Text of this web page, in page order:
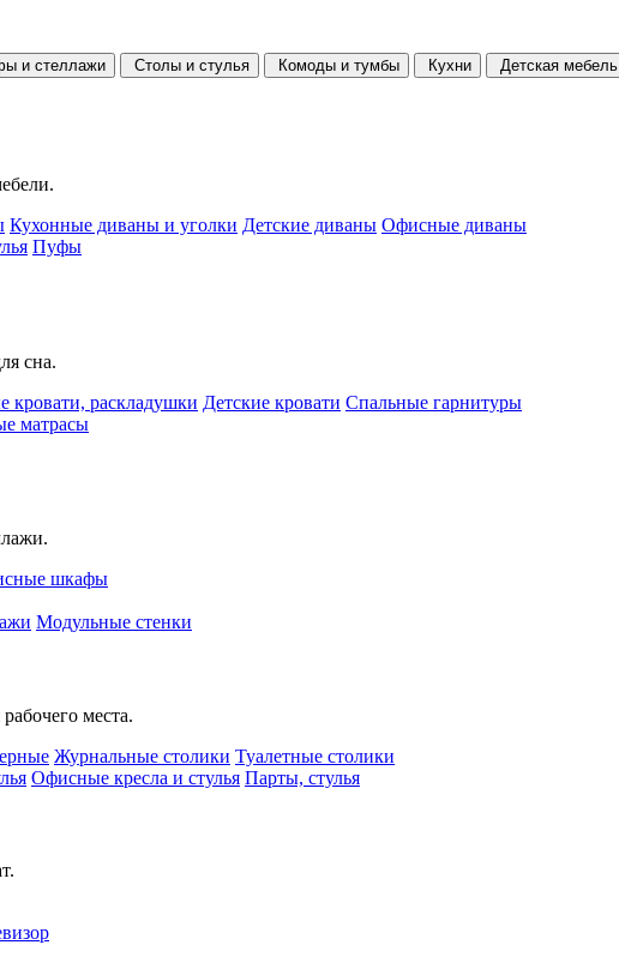
и стеллажи Столы и стулья Комоды и тумбы Кухни Детская мебель
Кухонные диваны и уголки Детские диваны Офисные диваны
Пуфы
сна.
кровати, раскладушки Детские кровати Спальные гарнитуры
матрасы
шкафы
Модульные стенки
места.
Журнальные столики Туалетные столики
Офисные кресла и стулья Парты, стулья